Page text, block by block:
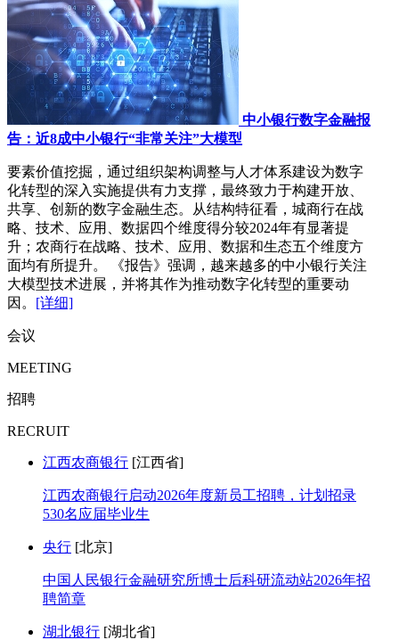
中小银行数字金融报
告：近8成中小银行“非常关注”大模型
要素价值挖掘，通过组织架构调整与人才体系建设为数字
化转型的深入实施提供有力支撑，最终致力于构建开放、
共享、创新的数字金融生态。从结构特征看，城商行在战
略、技术、应用、数据四个维度得分较2024年有显著提
升；农商行在战略、技术、应用、数据和生态五个维度方
面均有所提升。 《报告》强调，越来越多的中小银行关注
大模型技术进展，并将其作为推动数字化转型的重要动
因。 [详细]
会议
MEETING
招聘
RECRUIT
江西农商银行 [江西省]
江西农商银行启动2026年度新员工招聘，计划招录
530名应届毕业生
央行 [北京]
中国人民银行金融研究所博士后科研流动站2026年招
聘简章
湖北银行 [湖北省]